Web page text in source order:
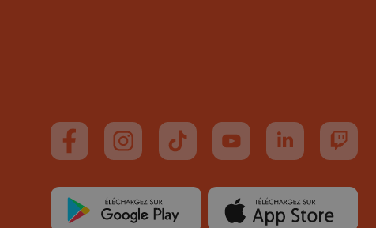
Suivez-nous sur FaceBook
Suivez-nous sur Instagram
Suivez-nous sur TikTok
Suivez-nous sur YouTube
Suivez-nous sur